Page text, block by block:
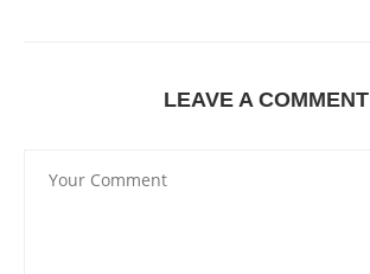
LEAVE A COMMENT